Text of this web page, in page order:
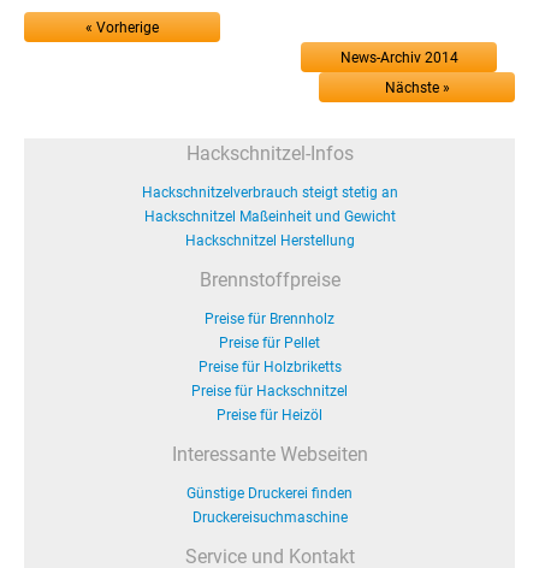
« Vorherige
News-Archiv 2014
Nächste »
Hackschnitzel-Infos
Hackschnitzelverbrauch steigt stetig an
Hackschnitzel Maßeinheit und Gewicht
Hackschnitzel Herstellung
Brennstoffpreise
Preise für Brennholz
Preise für Pellet
Preise für Holzbriketts
Preise für Hackschnitzel
Preise für Heizöl
Interessante Webseiten
Günstige Druckerei finden
Druckereisuchmaschine
Service und Kontakt